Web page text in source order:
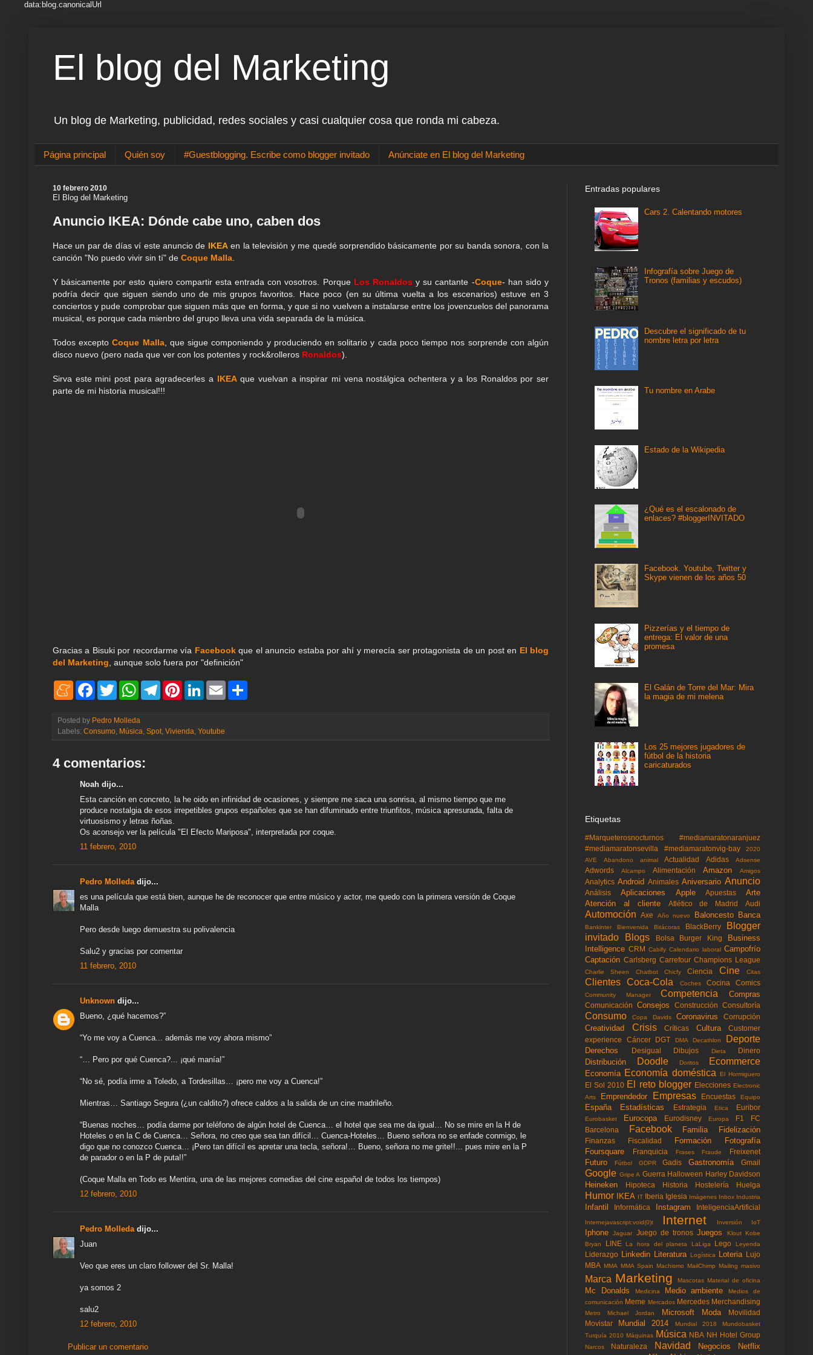
data:blog.canonicalUrl
El blog del Marketing
Un blog de Marketing, publicidad, redes sociales y casi cualquier cosa que ronda mi cabeza.
Página principal Quién soy #Guestblogging. Escribe como blogger invitado Anúnciate en El blog del Marketing
10 febrero 2010
El Blog del Marketing
Anuncio IKEA: Dónde cabe uno, caben dos
Hace un par de días ví este anuncio de IKEAen la televisión y me quedé sorprendido básicamente por su banda sonora, con la
canción "No puedo vivir sin tí" de Coque Malla
Y básicamente por esto quiero compartir esta entrada con vosotros. Porque Los Ronaldos y su cantante -Coque- han sido y
podría decir que siguen siendo uno de mis grupos favoritos. Hace poco (en su última vuelta a los escenarios) estuve en 3
conciertos y pude comprobar que siguen más que en forma, y que si no vuelven a instalarse entre los jovenzuelos del panorama
musical, es porque cada mienbro del grupo lleva una vida separada de la música.
Todos exceptoCoque Malla, que sigue componiendo y produciendo en solitario y cada poco tiempo nos sorprende con algún
disco nuevo (pero nada que ver con los potentes y rock&rolleros Ronaldos).
Sirva este mini post para agradecerles a IKEAque vuelvan a inspirar mi vena nostálgica ochentera y a los Ronaldos por ser
parte de mi historia musical!!!
Gracias a Bisuki por recordarme vía Facebookque el anuncio estaba por ahí y merecía ser protagonista de un post en El blog
del Marketing , aunque solo fuera por "definición"
M
a
m
e
F
b
o
o
T
w
t
e
r
W
s
A
p
T
r
a
P
r
e
L
d
I
E
Posted by Pedro Molleda
Labels: Consumo Música Spot Vivienda Youtube
4 comentarios:
Noah dijo...
Esta canción en concreto, la he oido en infinidad de ocasiones, y siempre me saca una sonrisa, al mismo tiempo que me
produce nostalgia de esos irrepetibles grupos españoles que se han difuminado entre triunfitos, música apresurada, falta de
virtuosismo y letras ñoñas.
Os aconsejo ver la película "El Efecto Mariposa", interpretada por coque.
11 febrero, 2010
Pedro Molledadijo...
es una película que está bien, aunque he de reconocer que entre músico y actor, me quedo con la primera versión de Coque
Malla
Pero desde luego demuestra su polivalencia
Salu2 y gracias por comentar
11 febrero, 2010
Unknown dijo...
Bueno, ¿qué hacemos?”
“Yo me voy a Cuenca... además me voy ahora mismo”
“… Pero por qué Cuenca?... ¡qué manía!”
“No sé, podía irme a Toledo, a Tordesillas… ¡pero me voy a Cuenca!”
Mientras… Santiago Segura (¿un caldito?) ofrece caldos a la salida de un cine madrileño.
“Buenas noches… podía darme por teléfono de algún hotel de Cuenca… el hotel que sea me da igual… No se mire en la H de
Hoteles o en la C de Cuenca… Señora, no creo que sea tan difícil… Cuenca-Hoteles… Bueno señora no se enfade conmigo, le
digo que no conozco Cuenca… ¡Pero tan difícil es apretar una tecla, señora!… Bueno, señora no me grite!!... pues mire en la P
de parador o en la P de puta!!”
(Coque Malla en Todo es Mentira, una de las mejores comedias del cine español de todos los tiempos)
12 febrero, 2010
Pedro Molledadijo...
Juan
Veo que eres un claro follower del Sr. Malla!
ya somos 2
salu2
12 febrero, 2010
Publicar un comentario
Entradas populares
Cars 2. Calentando motores
Infografía sobre Juego de
Tronos (familias y escudos)
Descubre el significado de tu
nombre letra por letra
Tu nombre en Arabe
Estado de la Wikipedia
¿Qué es el escalonado de
enlaces? #bloggerINVITADO
Facebook. Youtube, Twitter y
Skype vienen de los años 50
Pizzerías y el tiempo de
entrega: El valor de una
promesa
El Galán de Torre del Mar: Mira
la magia de mi melena
Los 25 mejores jugadores de
fútbol de la historia
caricaturados
Etiquetas
#Marqueterosnocturnos
#mediamaratonaranjuez
#mediamaratonsevilla
#mediamaratonvig-bay
2020
AVE
Abandono animal Actualidad Adidas Adsense
Adwords Alcampo Alimentación Amazon Amigos
Analytics Android Animales Aniversario Anuncio
Análisis Aplicaciones Apple Apuestas
Arte
Atención al cliente
Atlético de Madrid Audi
Automoción Axe Año nuevo Baloncesto Banca
Bankinter Bienvenida Bitácoras BlackBerry
Blogger
invitado
Blogs Bolsa Burger King
Business
Intelligence CRM Cabify Calendario laboral Campofrío
Captación Carlsberg Carrefour Champions League
Charlie Sheen Chatbot Chicfy Ciencia Cine Citas
Clientes Coca-Cola Coches Cocina Comics
Community Manager Competencia Compras
Comunicación Consejos Construcción Consultoría
Consumo Copa Davids Coronavirus Corrupción
Creatividad Crisis Críticas Cultura
Customer
experience
Cáncer DGT DMA Decathlon Deporte
Derechos Desigual Dibujos Dieta Dinero
Distribución Doodle Doritos Ecommerce
Economía Economía doméstica El Hormiguero
El Sol 2010 El reto blogger Elecciones Electronic
Arts
Emprendedor Empresas Encuestas Equipo
España Estadísticas Estrategia Etica Euribor
Eurobasket Eurocopa Eurodisney Europa F1
FC
Barcelona
Facebook Familia Fidelización
Finanzas Fiscalidad Formación
Fotografía
Foursquare
Franquicia Frases Fraude Freixenet
Futuro Fùtbol GDPR Gadis Gastronomía Gmail
Google Gripe A Guerra Halloween Harley Davidson
Heineken Hipoteca Historia Hostelería Huelga
Humor IKEA IT Iberia Iglesia Imágenes Inbox Industria
Infantil Informática Instagram InteligenciaArtificial
Internejavascript:void(0)t Internet Inversión IoT
Iphone Jaguar Juego de tronos Juegos Klout Kobe
Bryan
LINE La hora del planeta LaLiga Lego Leyenda
Liderazgo Linkedin Literatura Logística Loteria Lujo
MBA MMA MMA Spain Machismo MailChimp Mailing masivo
Marca Marketing Mascotas Material de oficina
Mc Donalds Medicina Medio ambiente
Medios de
comunicación Meme Mercados Mercedes Merchandising
Metro Michael Jordan Microsoft Moda
Movilidad
Movistar
Mundial 2014 Mundial 2018
Mundobasket
Turquía 2010 Máquinas Música NBA NH Hotel Group
Narcos Naturaleza Navidad Negocios Netflix